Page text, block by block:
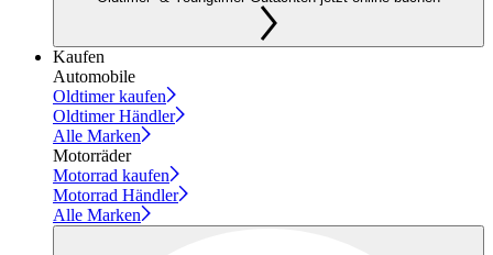
Kaufen
Automobile
Oldtimer kaufen
Oldtimer Händler
Alle Marken
Motorräder
Motorrad kaufen
Motorrad Händler
Alle Marken